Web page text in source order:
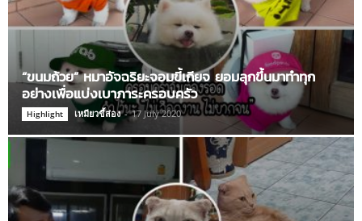
“ขนมถ้วย” หมาอัจฉริยะจอมขี้เกียจ ยอมลุกขึ้นมาทำทุก
อย่างเพื่อแบ่งเบาภาระครอบครัว
Highlight เหมียวขี้ส่อง - 17 July 2020